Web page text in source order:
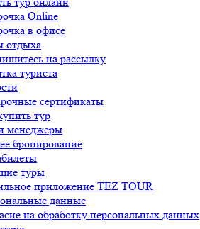
Online
в офисе
отдыха
на рассылку
туриста
сертификаты
тур
менеджеры
бронирование
туры
приложение TEZ TOUR
данные
на обработку персональных данных